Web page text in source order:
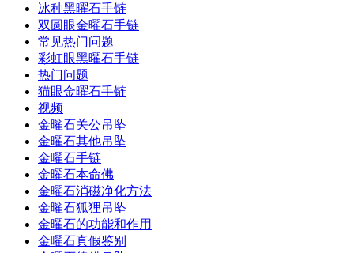
冰种黑曜石手链
双圆眼金曜石手链
常见热门问题
彩虹眼黑曜石手链
热门问题
猫眼金曜石手链
视频
金曜石关公吊坠
金曜石其他吊坠
金曜石手链
金曜石本命佛
金曜石消磁净化方法
金曜石狐狸吊坠
金曜石的功能和作用
金曜石真假鉴别